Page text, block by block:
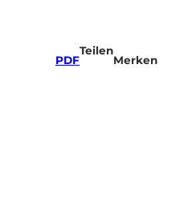
PDF
Teilen
Merken